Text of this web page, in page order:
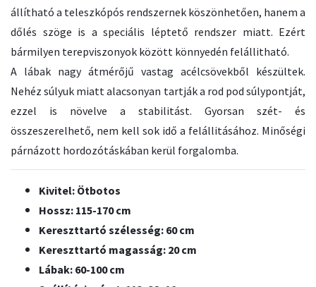
állítható a teleszkópós rendszernek köszönhetően, hanem a
dőlés szöge is a speciális léptető rendszer miatt. Ezért
bármilyen terepviszonyok között könnyedén felállitható.
A lábak nagy átmérőjű vastag acélcsövekből készültek.
Nehéz súlyuk miatt alacsonyan tartják a rod pod súlypontját,
ezzel is növelve a stabilitást. Gyorsan szét- és
összeszerelhető, nem kell sok idő a felállitásához. Minőségi
párnázott hordozótáskában kerül forgalomba.
Kivitel: Ötbotos
Hossz: 115-170 cm
Kereszttartó szélesség: 60 cm
Kereszttartó magasság: 20 cm
Lábak: 60-100 cm